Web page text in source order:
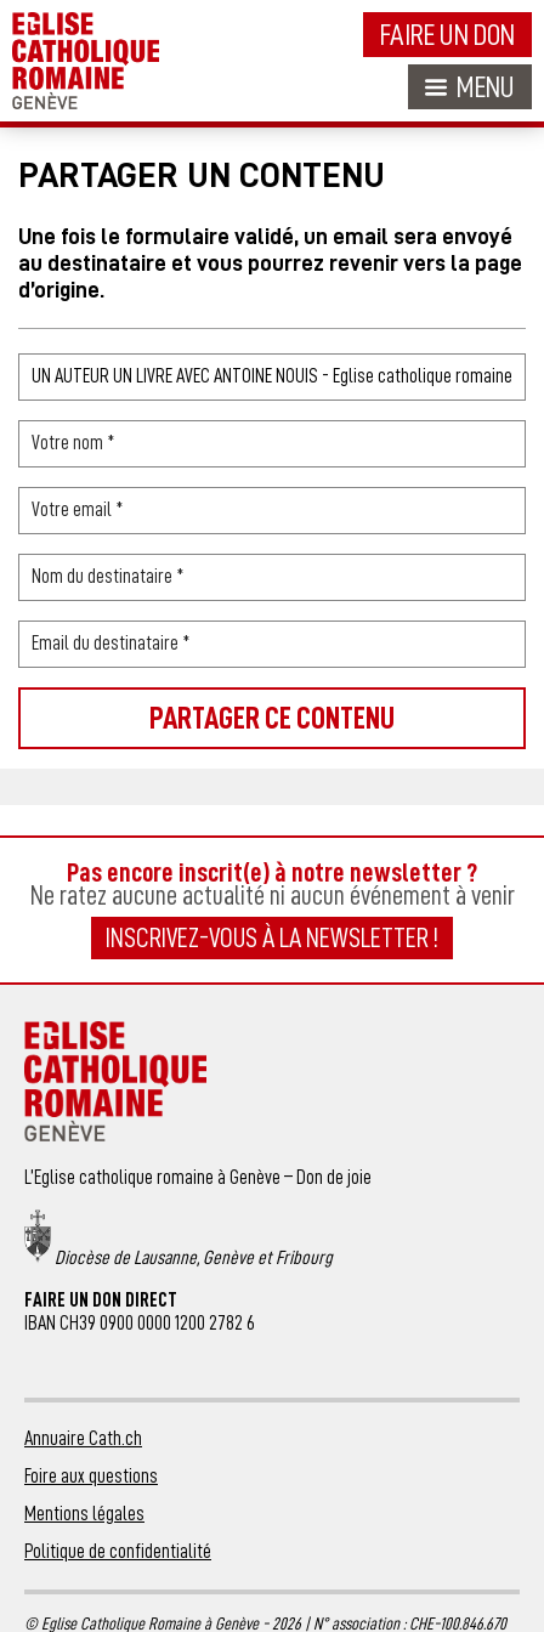
FAIRE UN DON
MENU
PARTAGER UN CONTENU
Une fois le formulaire validé, un email sera envoyé
au destinataire et vous pourrez revenir vers la page
d’origine.
Pas encore inscrit(e) à notre newsletter ?
Ne ratez aucune actualité ni aucun événement à venir
INSCRIVEZ-VOUS À LA NEWSLETTER !
L’Eglise catholique romaine à Genève – Don de joie
Diocèse de Lausanne, Genève et Fribourg
FAIRE UN DON DIRECT
IBAN CH39 0900 0000 1200 2782 6
Annuaire Cath.ch
Foire aux questions
Mentions légales
Politique de confidentialité
© Eglise Catholique Romaine à Genève - 2026 | N° association : CHE-100.846.670